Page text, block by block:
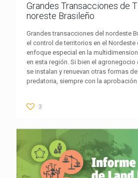
Grandes Transacciones de
noreste Brasileño
Grandes transacciones del nordeste
el control de territorios en el Nordeste
enfoque especial en la
en esta región. Si bien el
se instalan y renuevan otras formas
predatoria, siempre con la
3